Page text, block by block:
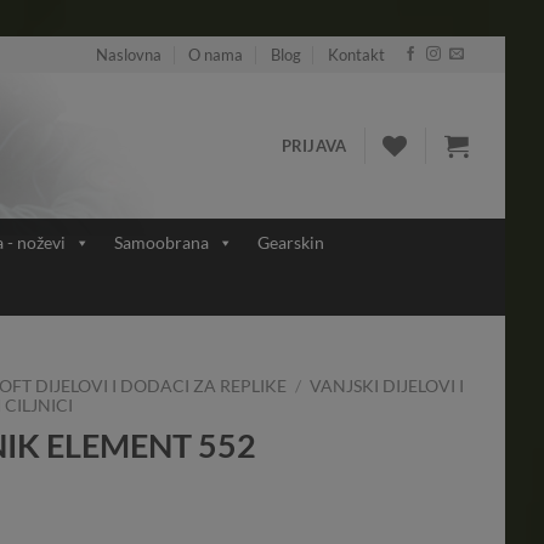
Naslovna O nama Blog Kontakt
PRIJAVA
- noževi Samoobrana Gearskin
DIJELOVI I DODACI ZA REPLIKE / VANJSKI DIJELOVI I
CILJNICI
ELEMENT 552